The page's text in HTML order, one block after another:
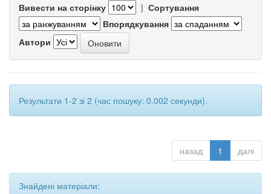
Вивести на сторінку | Сортування
Впорядкування
Автори
Результати 1-2 зі 2 (час пошуку: 0.002 секунди).
назад 1 далі
Знайдені матеріали: